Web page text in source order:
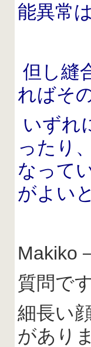
能異常
但し縫
ればそ
いずれ
ったり
なって
がよい
Makiko
質問です
細長い
があり